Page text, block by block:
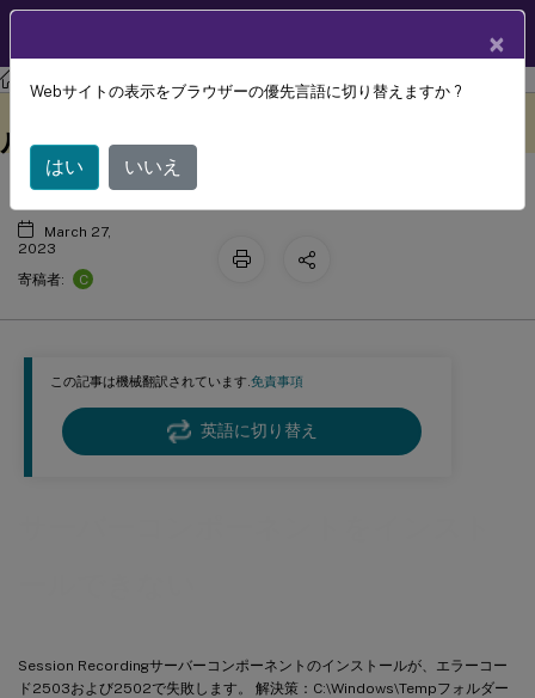
Session Recording Session Recording 2212
この記事は機械翻訳されています.免責事項
英語に切り替え
Session Recordingサーバーコンポーネントのインストールが、エラーコー
ド2503および2502で失敗します。 解決策：C:\Windows\Tempフォルダー
サーバーコンポーネントをインストー
ルできない
March 27,
2023
寄稿者:
C
×
Webサイトの表示をブラウザーの優先言語に切り替えますか ?
はい いいえ